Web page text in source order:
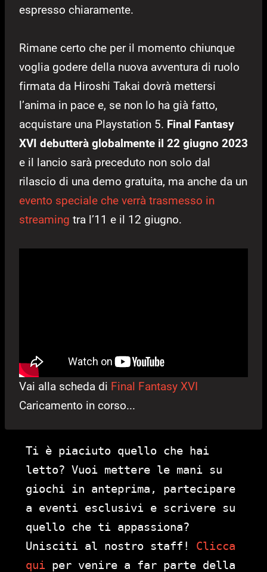
espresso chiaramente.
Rimane certo che per il momento chiunque
voglia godere della nuova avventura di ruolo
firmata da Hiroshi Takai dovrà mettersi
l’anima in pace e, se non lo ha già fatto,
acquistare una Playstation 5. Final Fantasy
XVI debutterà globalmente il 22 giugno 2023
e il lancio sarà preceduto non solo dal
rilascio di una demo gratuita, ma anche da un
evento speciale che verrà trasmesso in
streaming tra l’11 e il 12 giugno.
Vai alla scheda di Final Fantasy XVI
Caricamento in corso...
Ti è piaciuto quello che hai
letto? Vuoi mettere le mani su
giochi in anteprima, partecipare
a eventi esclusivi e scrivere su
quello che ti appassiona?
Unisciti al nostro staff! Clicca
qui per venire a far parte della